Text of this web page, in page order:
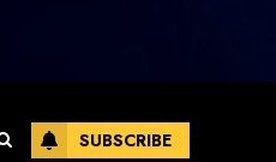
SUBSCRIBE